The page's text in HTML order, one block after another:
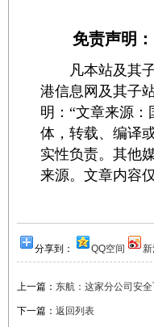
免责声明：
凡本站及其子
港信息网及其子
明：“文章来源
体，转载、编译
实性负责。其他
来源。文章内容
分享到： QQ空间
上一篇： 东航：这家分公司安
下一篇： 返回列表